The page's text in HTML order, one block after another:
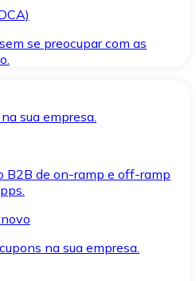
se preocupar com as
sua empresa.
B2B de on-ramp e off-ramp
na sua empresa.